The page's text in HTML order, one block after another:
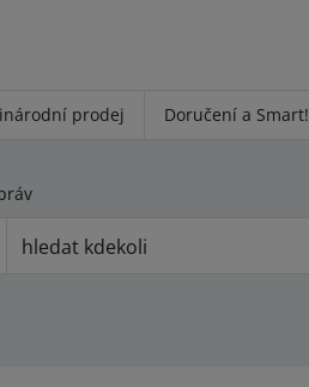
prodej Doručení a Smart!
hledat kdekoli